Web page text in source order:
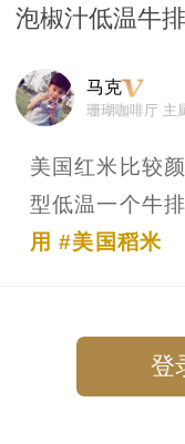
泡椒汁低温牛
马克
珊瑚咖啡厅 主
美国红米比较
型低温一个牛
用 #美国稻米
登